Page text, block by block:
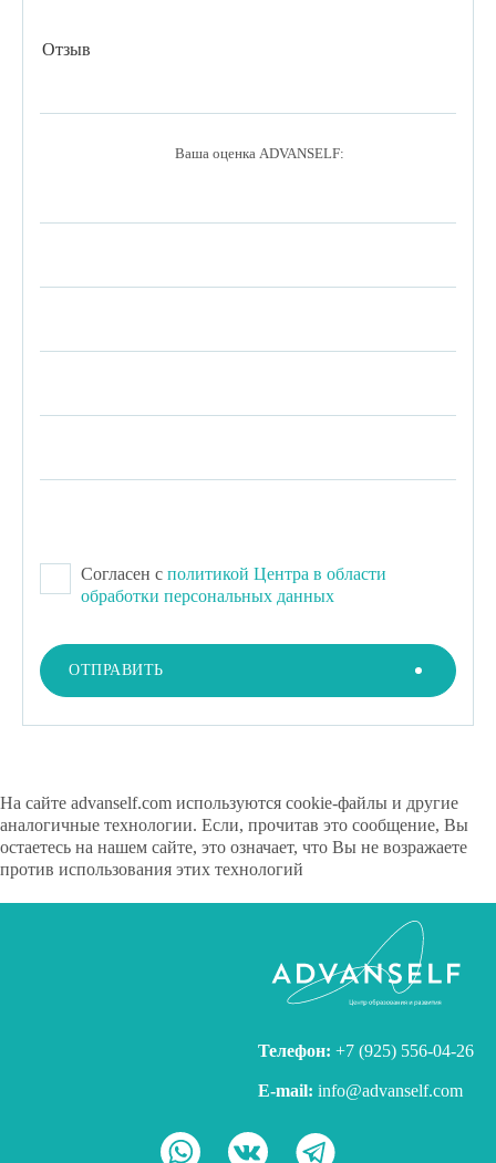
Ваша оценка ADVANSELF:
Согласен с политикой Центра в области
обработки персональных данных
ОТПРАВИТЬ
На сайте advanself.com используются cookie-файлы и другие
аналогичные технологии. Если, прочитав это сообщение, Вы
остаетесь на нашем сайте, это означает, что Вы не возражаете
против использования этих технологий
Телефон: +7 (925) 556-04-26
E-mail: info@advanself.com